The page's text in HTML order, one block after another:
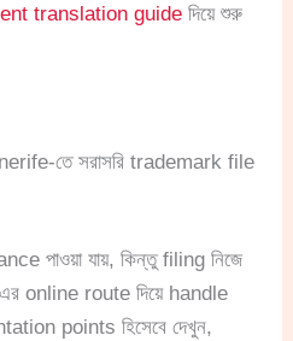
translation guide দিয়ে শুরু
তে সরাসরি trademark file
পাওয়া যায়, কিন্তু filing নিজে
online route দিয়ে handle
points হিসেবে দেখুন,